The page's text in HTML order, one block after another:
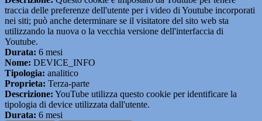
traccia delle preferenze dell'utente per i video di Youtube incorporati
nei siti; può anche determinare se il visitatore del sito web sta
utilizzando la nuova o la vecchia versione dell'interfaccia di
Youtube.
Durata: 6 mesi
Nome: DEVICE_INFO
Tipologia: analitico
Proprieta: Terza-parte
Descrizione: YouTube utilizza questo cookie per identificare la
tipologia di device utilizzata dall'utente.
Durata: 6 mesi